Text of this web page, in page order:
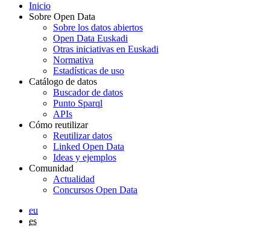
Inicio
Sobre Open Data
Sobre los datos abiertos
Open Data Euskadi
Otras iniciativas en Euskadi
Normativa
Estadísticas de uso
Catálogo de datos
Buscador de datos
Punto Sparql
APIs
Cómo reutilizar
Reutilizar datos
Linked Open Data
Ideas y ejemplos
Comunidad
Actualidad
Concursos Open Data
eu
es